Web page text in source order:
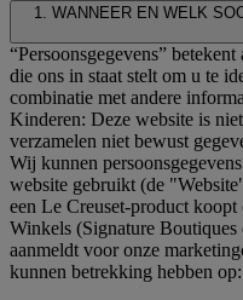
1. WANNEER EN WELK
“Persoonsgegevens”
die ons in staat stelt om u te
combinatie met andere
Kinderen: Deze website is
verzamelen niet bewust
Wij kunnen
website gebruikt (de
een Le Creuset-product
Winkels (Signature
aanmeldt voor onze
kunnen betrekking hebben op: